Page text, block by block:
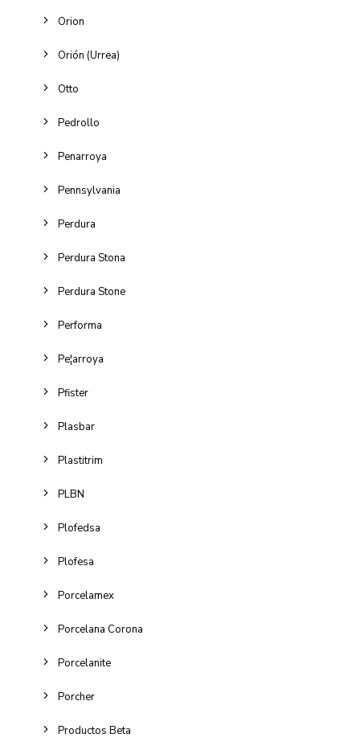
Orion
Orión (Urrea)
Otto
Pedrollo
Penarroya
Pennsylvania
Perdura
Perdura Stona
Perdura Stone
Performa
Pe¦arroya
Pfister
Plasbar
Plastitrim
PLBN
Plofedsa
Plofesa
Porcelamex
Porcelana Corona
Porcelanite
Porcher
Productos Beta